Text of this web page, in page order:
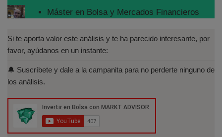
Máster en Bolsa y Mercados Financieros
asesoramiento financiero (MIFID II):
https://www.cnmv.es/portal/Titulos-
Licenciado en Informática por la Universidad
Politécnica de Madrid(UPM)
Si te aporta valor este análisis y te ha parecido interesante, por
favor, ayúdanos en un instante:
🔔 Suscríbete y dale a la campanita para no perderte ninguno de
los análisis.